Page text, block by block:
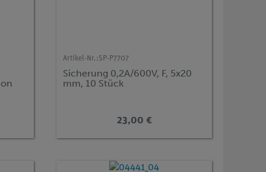
Artikel-Nr.:SP-P7707
Sicherung 0,2A/600V, F, 5x20
mm, 10 Stück
23,00 €